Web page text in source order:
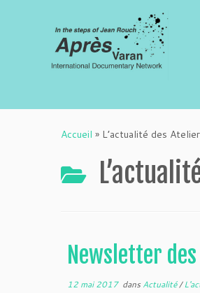
Accueil » L’actualité des
Newsletter
12 mai 2017dans Actualité/